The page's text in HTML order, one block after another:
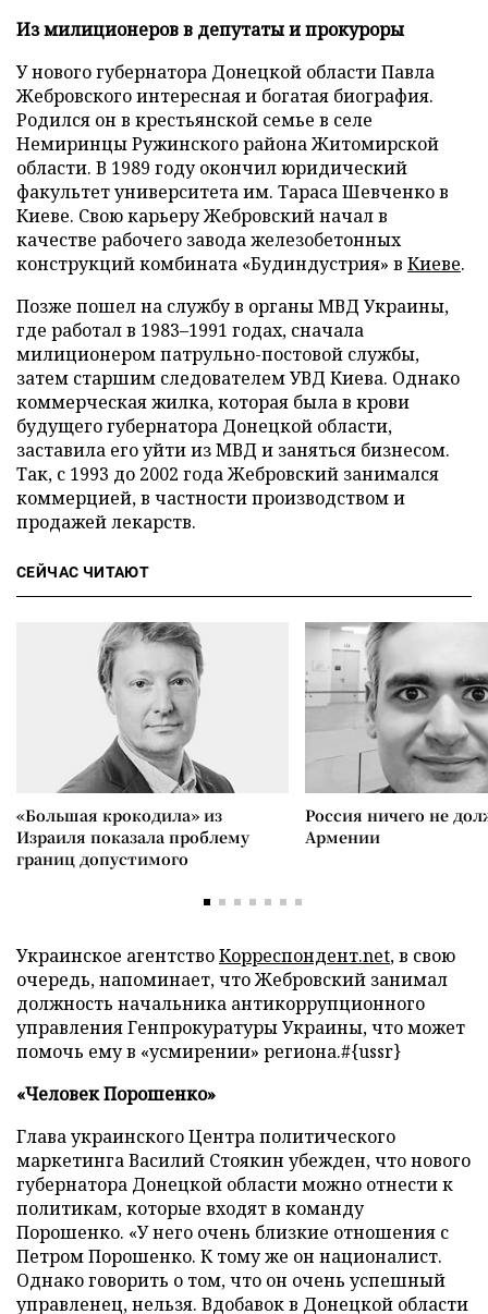
Из милиционеров в депутаты и прокуроры
У нового губернатора Донецкой области Павла
Жебровского интересная и богатая биография.
Родился он в крестьянской семье в селе
Немиринцы Ружинского района Житомирской
области. В 1989 году окончил юридический
факультет университета им. Тараса Шевченко в
Киеве. Свою карьеру Жебровский начал в
качестве рабочего завода железобетонных
конструкций комбината «Будиндустрия» в Киеве.
Позже пошел на службу в органы МВД Украины,
где работал в 1983–1991 годах, сначала
милиционером патрульно-постовой службы,
затем старшим следователем УВД Киева. Однако
коммерческая жилка, которая была в крови
будущего губернатора Донецкой области,
заставила его уйти из МВД и заняться бизнесом.
Так, с 1993 до 2002 года Жебровский занимался
коммерцией, в частности производством и
продажей лекарств.
СЕЙЧАС ЧИТАЮТ
«Большая крокодила» из
Израиля показала проблему
границ допустимого
Россия ничего не
Армении
Украинское агентствоКорреспондент.net, в свою
очередь, напоминает, что Жебровский занимал
должность начальника антикоррупционного
управления Генпрокуратуры Украины, что может
помочь ему в «усмирении» региона.#{ussr}
«Человек Порошенко»
Глава украинского Центра политического
маркетинга Василий Стоякин убежден, что нового
губернатора Донецкой области можно отнести к
политикам, которые входят в команду
Порошенко. «У него очень близкие отношения с
Петром Порошенко. К тому же он националист.
Однако говорить о том, что он очень успешный
управленец, нельзя. Вдобавок в Донецкой области